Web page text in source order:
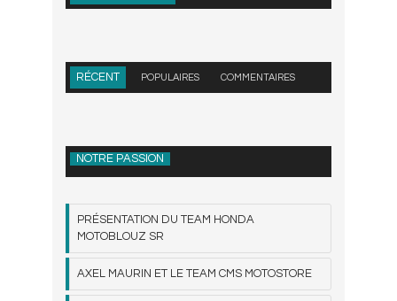
RÉCENT POPULAIRES COMMENTAIRES
NOTRE PASSION
PRÉSENTATION DU TEAM HONDA
MOTOBLOUZ SR
AXEL MAURIN ET LE TEAM CMS MOTOSTORE